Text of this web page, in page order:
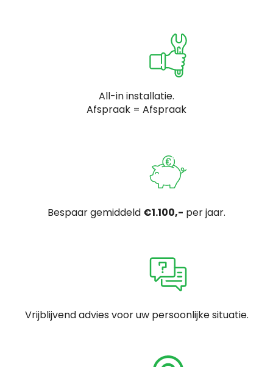
All-in installatie.
Afspraak = Afspraak
Bespaar gemiddeld €1.100,- per jaar.
Vrijblijvend advies voor uw persoonlijke situatie.